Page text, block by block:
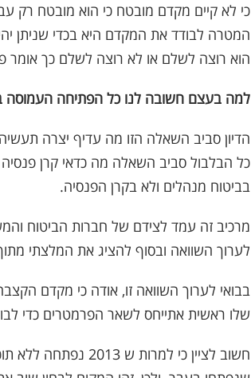
כי לא קיים מקדם מובטח כי הוא מובטח רק
המטרה לבודד את המקדם היא בכדי שניתן
הוא רוצה לשלם או לא רוצה לשלם כך אומר
למה בעצם חשובה לנו כל הפתיחה העמוסה
הדיון סביב השאלה הזו מה עדיף יצרה
כל הבלבול סביב השאלה מה כדאי קרן
בביטוח מנהלים ולא בקרן הפנסיה.
מרכיב זה עמד לצידם של חברות הביטוח
לערוך השוואה ובסוף להציג את המלצתי מתוך
בבואי לערוך השוואה זו, אודה כי מקדם
שלו ראשית אתייחס לשאר הפרמטרים כדי
חשוב לציין כי